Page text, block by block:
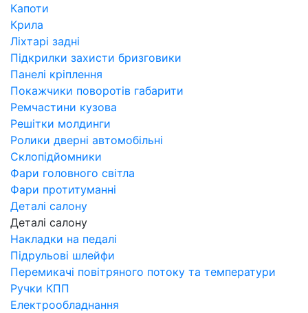
Капоти
Крила
Ліхтарі задні
Підкрилки захисти бризговики
Панелі кріплення
Покажчики поворотів габарити
Ремчастини кузова
Решітки молдинги
Ролики дверні автомобільні
Склопідйомники
Фари головного світла
Фари протитуманні
Деталі салону
Деталі салону
Накладки на педалі
Підрульові шлейфи
Перемикачі повітряного потоку та температури
Ручки КПП
Електрообладнання